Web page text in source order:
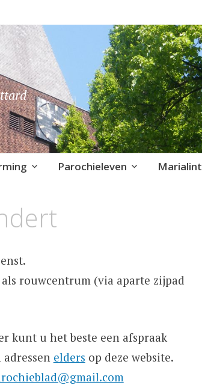
Parochieleven Marialint
rouwcentrum (via aparte zijpad
kunt u het beste een afspraak
elders op deze website.